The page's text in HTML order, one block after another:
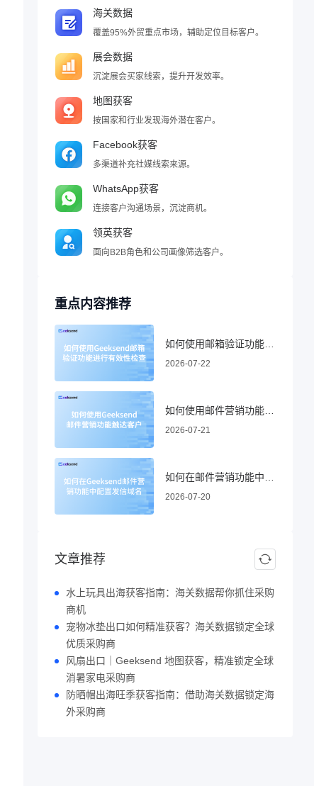
海关数据
覆盖95%外贸重点市场，辅助定位目标客户。
展会数据
沉淀展会买家线索，提升开发效率。
地图获客
按国家和行业发现海外潜在客户。
Facebook获客
多渠道补充社媒线索来源。
WhatsApp获客
连接客户沟通场景，沉淀商机。
领英获客
面向B2B角色和公司画像筛选客户。
重点内容推荐
2026-07-22
2026-07-21
2026-07-20
文章推荐
水上玩具出海获客指南：海关数据帮你抓住采购
商机
宠物冰垫出口如何精准获客？海关数据锁定全球
优质采购商
风扇出口｜Geeksend 地图获客，精准锁定全球
消暑家电采购商
防晒帽出海旺季获客指南：借助海关数据锁定海
外采购商